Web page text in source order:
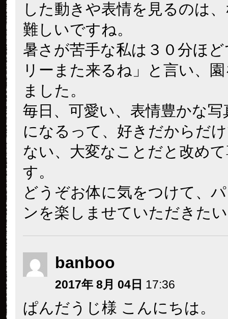
した動きや表情を見るのは
難しいですね。
暑さが苦手な私は３０分ほ
リーまた来るね」と言い、
ました。
毎日、可愛い、表情豊かな
になるって、好きだからだ
ない、大変なことだと改め
す。
どうぞお体に気をつけて、
ンを楽しませていただきた
banboo
2017年 8月 04日 17:36
ぱんだうじ様 こんにちは。